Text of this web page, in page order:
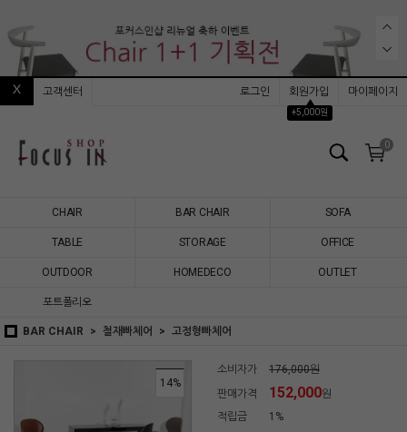
고객센터 로그인
회원가입
▲
+5,000원
마이페이지
0
CHAIR BAR CHAIR SOFA
TABLE STORAGE OFFICE
OUTDOOR HOMEDECO OUTLET
포트폴리오
BAR CHAIR 철재빠체어 고정형빠체어
14%
소비자가
176,000원
판매가격
152,000원
적립금
1%